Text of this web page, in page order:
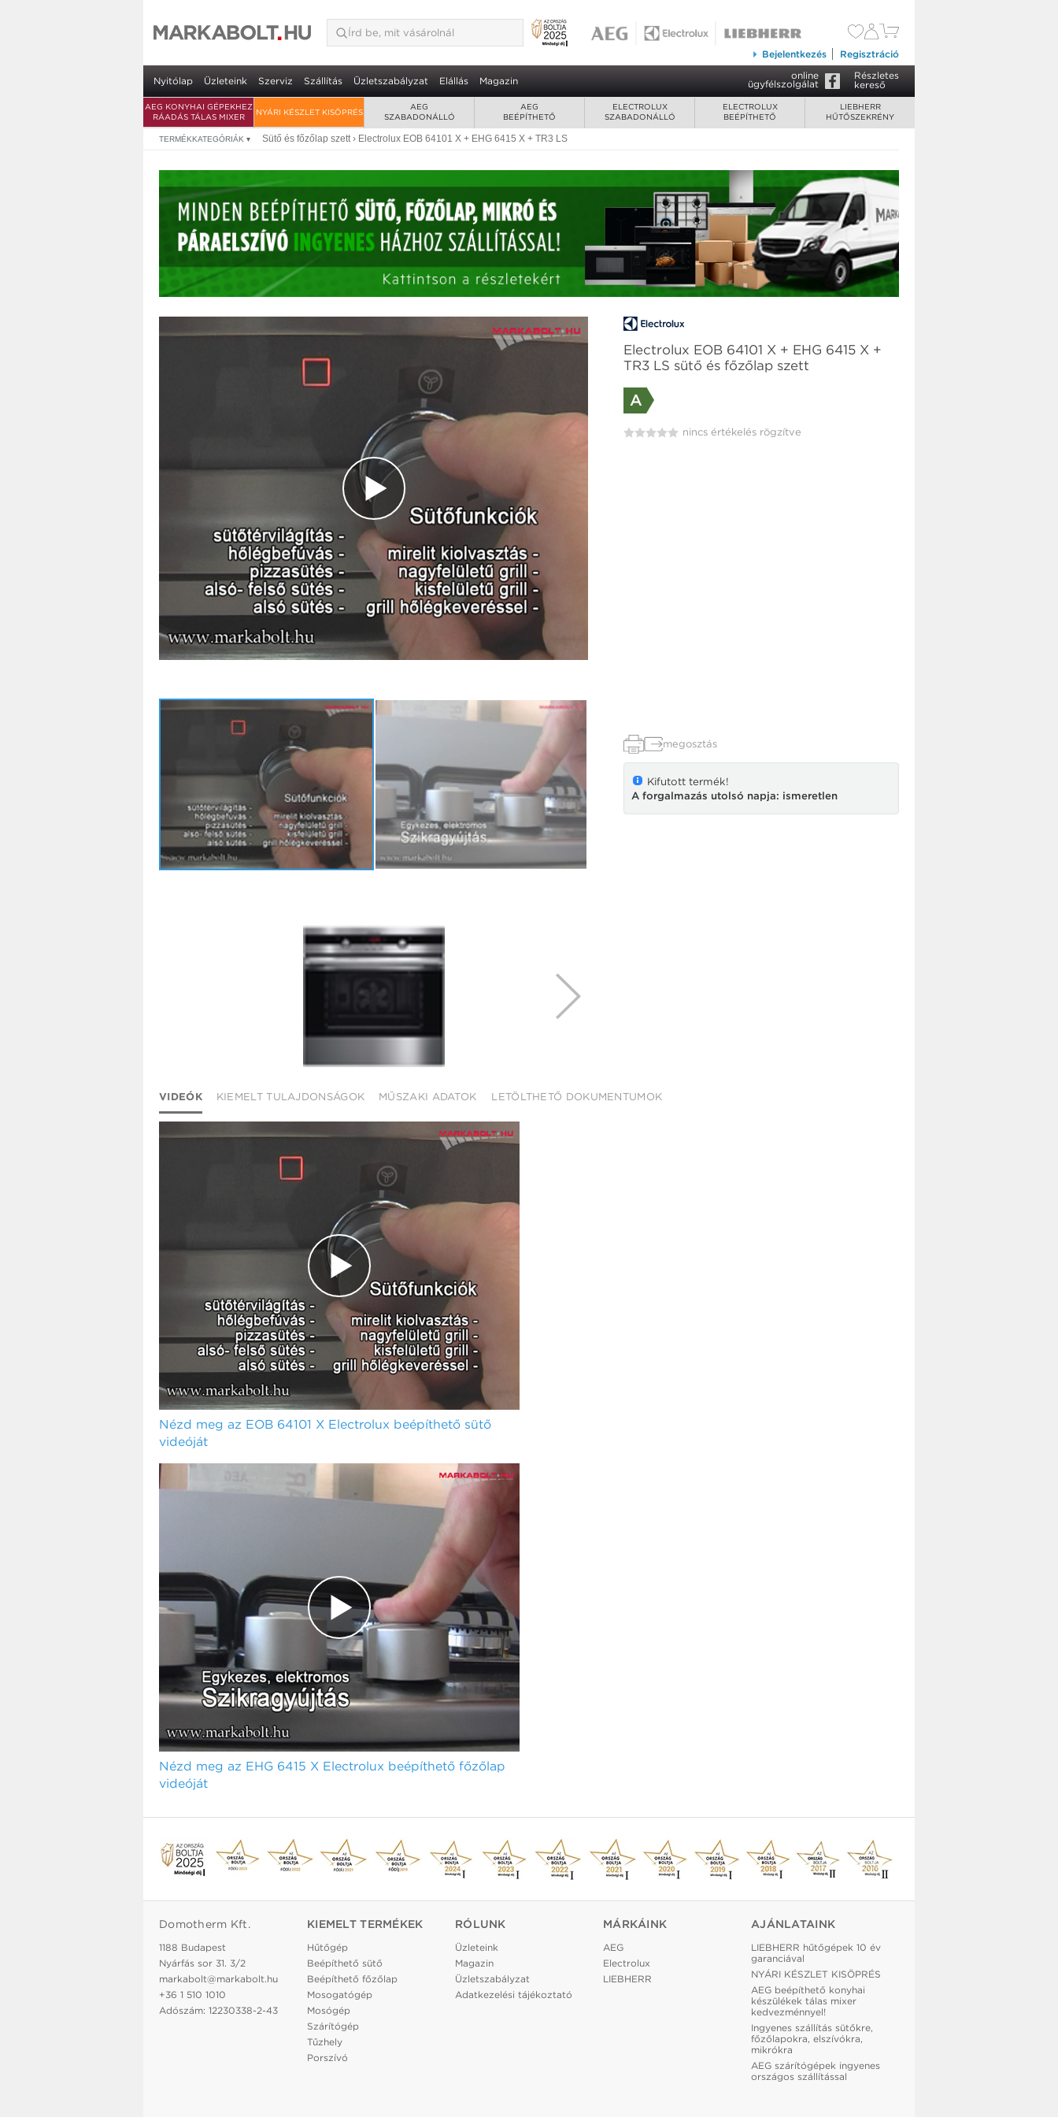
Bejelentkezés Regisztráció
Nyitólap Üzleteink Szerviz Szállítás Üzletszabályzat Elállás Magazin online
ügyfélszolgálat
Részletes
kereső
AEG KONYHAI GÉPEKHEZ
RÁADÁS TÁLAS MIXER
NYÁRI KÉSZLET KISÖPRÉS
AEG
SZABADONÁLLÓ
AEG
BEÉPÍTHETŐ
ELECTROLUX
SZABADONÁLLÓ
ELECTROLUX
BEÉPÍTHETŐ
LIEBHERR
HŰTŐSZEKRÉNY
TERMÉKKATEGÓRIÁK ▾ Sütő és főzőlap szett› Electrolux EOB 64101 X + EHG 6415 X + TR3 LS
Electrolux EOB 64101 X + EHG 6415 X +
TR3 LS sütő és főzőlap szett
A
nincs értékelés rögzítve
megosztás
Kifutott termék!
A forgalmazás utolsó napja: ismeretlen
VIDEÓK KIEMELT TULAJDONSÁGOK MŰSZAKI ADATOK LETÖLTHETŐ DOKUMENTUMOK
Nézd meg az EOB 64101 X Electrolux beépíthető sütő
videóját
Nézd meg az EHG 6415 X Electrolux beépíthető főzőlap
videóját
Domotherm Kft.
1188 Budapest
Nyárfás sor 31. 3/2
markabolt@markabolt.hu
+36 1 510 1010
Adószám: 12230338-2-43
KIEMELT TERMÉKEK
Hűtőgép
Beépíthető sütő
Beépíthető főzőlap
Mosogatógép
Mosógép
Szárítógép
Tűzhely
Porszívó
RÓLUNK
Üzleteink
Magazin
Üzletszabályzat
Adatkezelési tájékoztató
MÁRKÁINK
AEG
Electrolux
LIEBHERR
AJÁNLATAINK
LIEBHERR hűtőgépek 10 év
garanciával
NYÁRI KÉSZLET KISÖPRÉS
AEG beépíthető konyhai
készülékek tálas mixer
kedvezménnyel!
Ingyenes szállítás sütőkre,
főzőlapokra, elszívókra,
mikrókra
AEG szárítógépek ingyenes
országos szállítással